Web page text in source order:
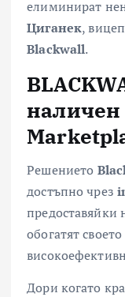
елиминират
Циганек,
Blackwall.
наличен
Решението
достъпно чрез
предоставяйки
обогатят
Дори когато